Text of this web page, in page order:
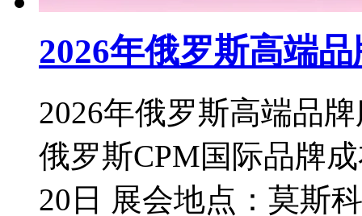
2026年俄罗斯高端
2026年俄罗斯高端品
俄罗斯CPM国际品牌
20日 展会地点：莫斯